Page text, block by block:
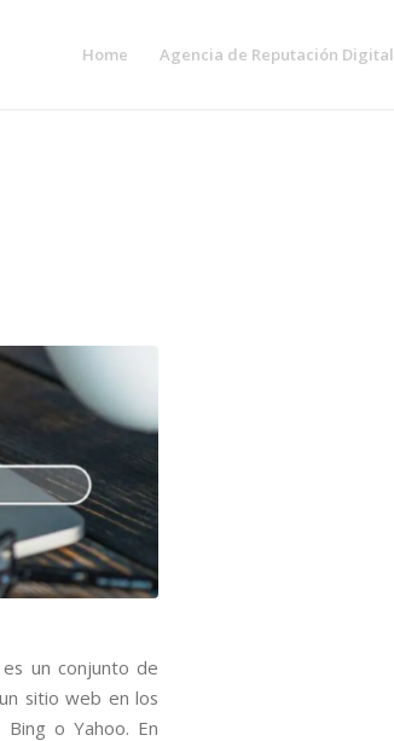
Home Agencia de Reputación Digital
un conjunto de
sitio web en los
o Yahoo. En